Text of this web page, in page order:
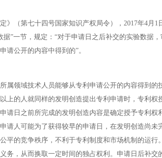
（第七十四号国家知识产权局令），2017年4月1
”一节，规定：“对于申请日之后补交的实验数据
请公开的内容中得到的”。
属领域技术人员能够从专利申请公开的内容得到的
上的人就同样的发明创造提出专利申请时，专利权
请日之前所完成的发明创造内容是确定授予专利权
请人可能为了获得较早的申请日，在发明创造尚未
平的竞争秩序，不利于专利制度和市场机制的运行
务，从而换取一定时间的独占权利。申请日后补交